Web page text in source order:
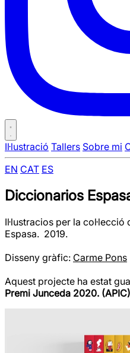
Il·lustració Tallers Sobre mi
EN CAT ES
Diccionarios
Il·lustracios per la
Espasa. 2019.
Disseny gràfic: Carme Pons
Aquest projecte ha estat
Premi Junceda 2020. (APIC)